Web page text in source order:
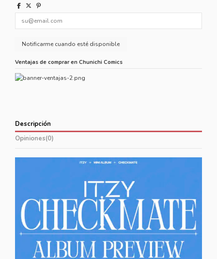
Ventajas de comprar en Chunichi Comics
Descripción
Opiniones(0)